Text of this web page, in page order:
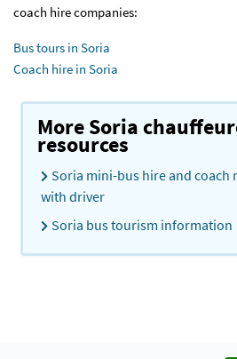
coach hire companies:
Bus tours in Soria
Coach hire in Soria
More Soria
resources
Soria mini-bus hire and coach
with driver
Soria bus tourism information